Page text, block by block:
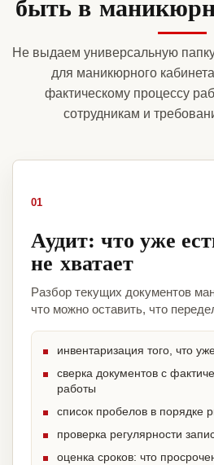
Не выдаем универсальную
для маникюрного
фактическому процессу
сотрудникам и
01
Аудит: что уже
не хватает
Разбор текущих документов
что можно оставить, что
инвентаризация того, что
сверка документов с
работы
список пробелов в порядке
проверка регулярности
оценка сроков: что